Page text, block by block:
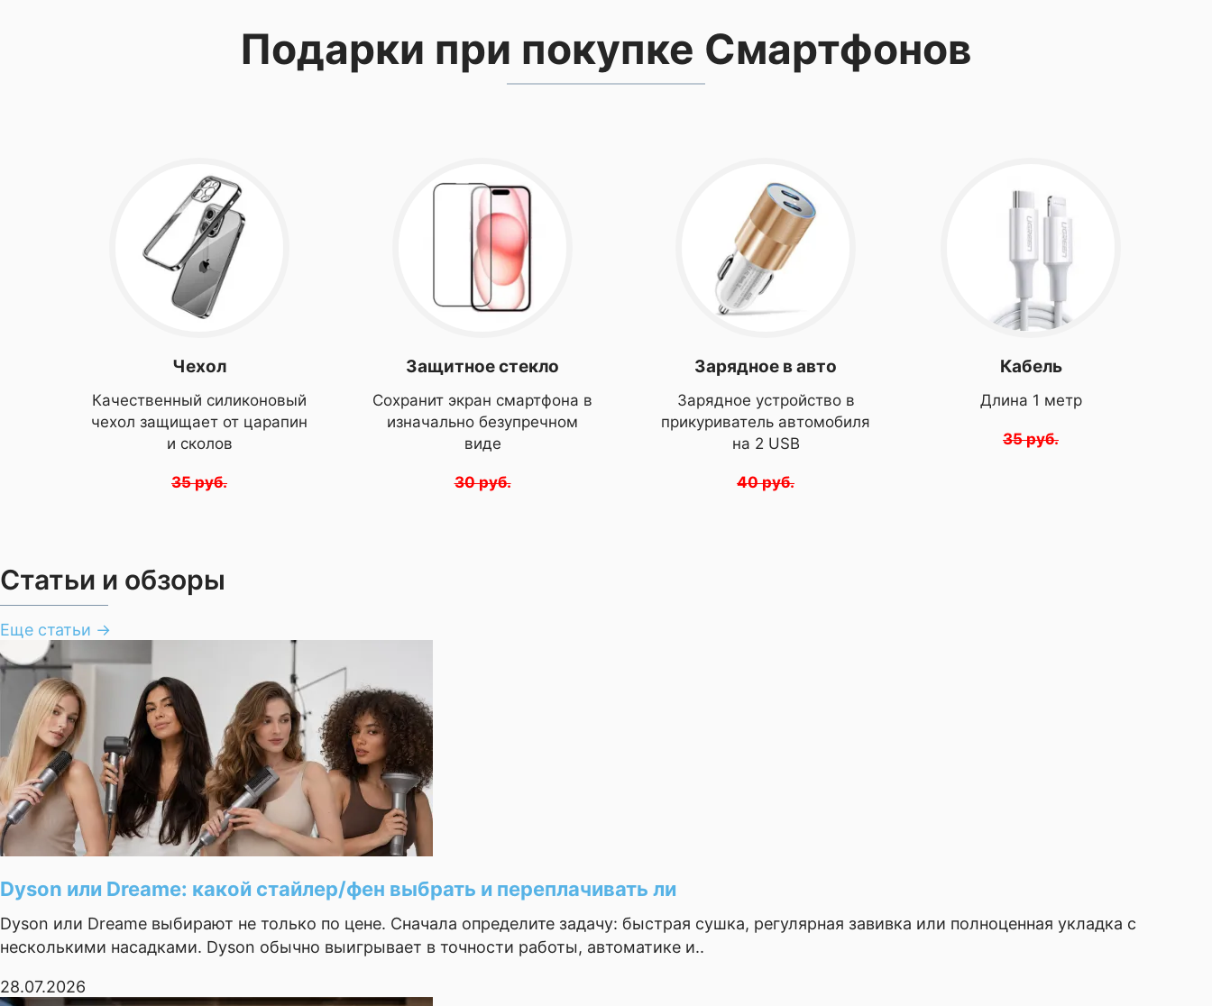
Подарки при покупке Смартфонов
Чехол
Качественный силиконовый
чехол защищает от царапин
и сколов
35 руб.
Защитное стекло
Сохранит экран смартфона в
изначально безупречном
виде
30 руб.
Зарядное в авто
Зарядное устройство в
прикуриватель автомобиля
на 2 USB
40 руб.
Кабель
Длина 1 метр
35 руб.
Статьи и обзоры
Еще статьи →
Dyson или Dreame: какой стайлер/фен выбрать и переплачивать ли
Dyson или Dreame выбирают не только по цене. Сначала определите задачу: быстрая сушка, регулярная завивка или полноценная укладка с
несколькими насадками. Dyson обычно выигрывает в точности работы, автоматике и..
28.07.2026